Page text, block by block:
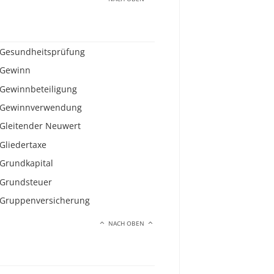
Gesundheitsprüfung
Gewinn
Gewinnbeteiligung
Gewinnverwendung
Gleitender Neuwert
Gliedertaxe
Grundkapital
Grundsteuer
Gruppenversicherung
NACH OBEN